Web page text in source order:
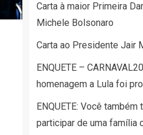
Carta à maior Primeira
Michele Bolsonaro
Carta ao Presidente Jair
ENQUETE –
homenagem a Lula foi
ENQUETE: Você também
participar de uma família